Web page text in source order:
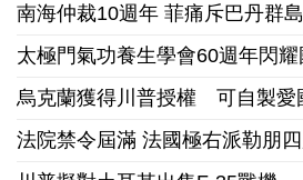
南海仲裁10週年 菲痛斥巴丹群
烏克蘭獲得川普授權 可自製愛
法院禁令屆滿 法國極右派勒朋